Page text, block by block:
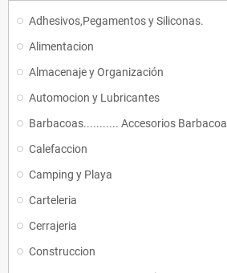
Adhesivos,Pegamentos y Siliconas.
Alimentacion
Almacenaje y Organización
Automocion y Lubricantes
Barbacoas........... Accesorios Barbacoa
Calefaccion
Camping y Playa
Carteleria
Cerrajeria
Construccion